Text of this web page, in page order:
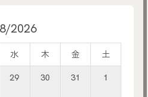
2026
水 木 金 土
29 30 31 1